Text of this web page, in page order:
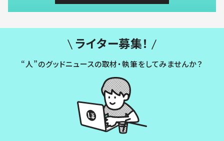
ライター募集！
“人”のグッドニュースの取材・執筆をしてみませんか？